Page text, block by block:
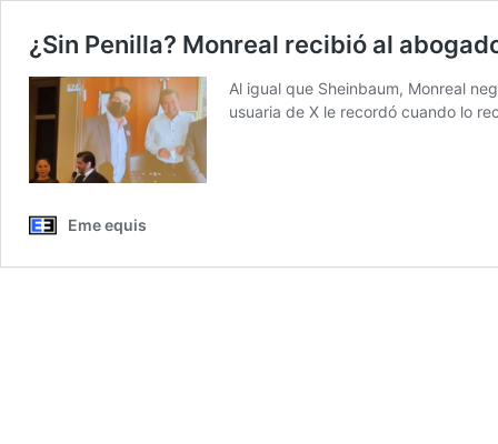
¿Sin Penilla? Monreal recibió al
Al igual que Sheinbaum, Monreal
usuaria de X le recordó cuando lo
Eme equis